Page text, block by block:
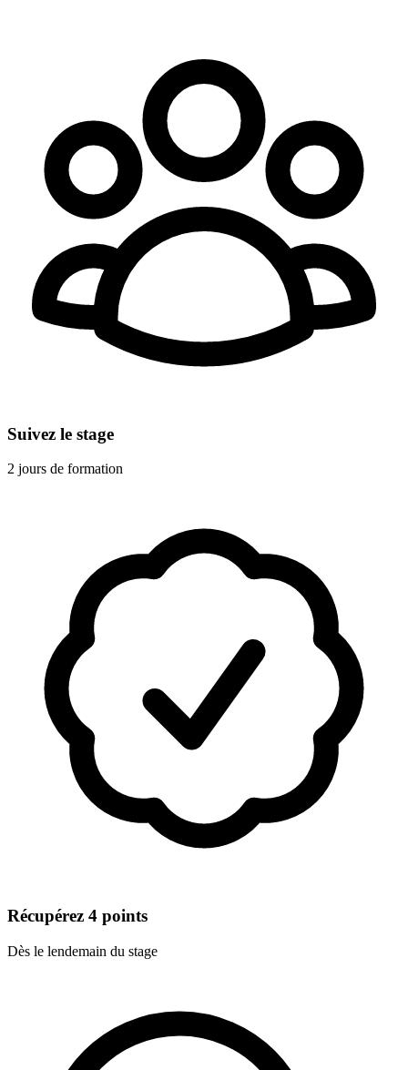
Suivez le stage
2 jours de formation
Récupérez 4 points
Dès le lendemain du stage